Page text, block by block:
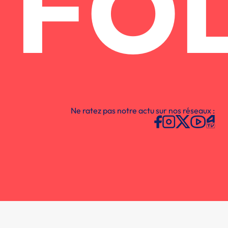
Ne ratez pas notre actu sur nos réseaux :